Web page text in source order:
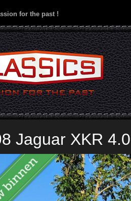
for the past !
Jaguar XKR